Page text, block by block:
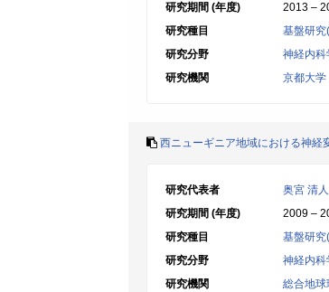
研究期間 (年度)
2013 –
研究種目
基盤研究
研究分野
神経内科
研究機関
京都大学
西ニューギニア地域における神経
研究代表者
奥宮 清人
研究期間 (年度)
2009 –
研究種目
基盤研究
研究分野
神経内科
研究機関
総合地球